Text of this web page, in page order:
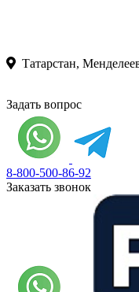
Татарстан,
Задать вопрос
8-800-500-86-92
Заказать звонок